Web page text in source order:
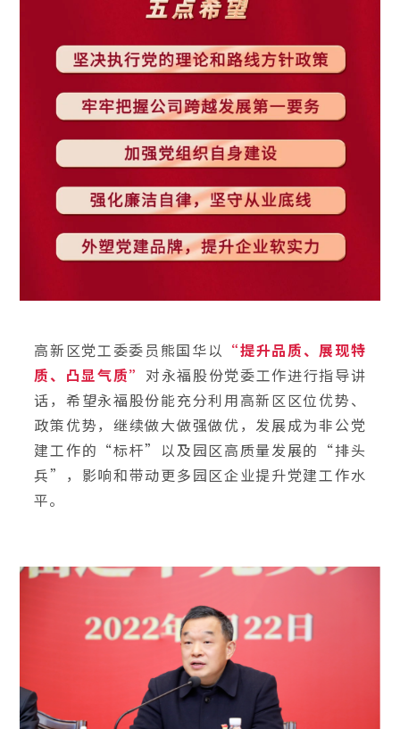
高新区党工委委员熊国华以 “提升品质、展现特
质、凸显气质” 对永福股份党委工作进行指导讲
话，希望永福股份能充分利用高新区区位优势、
政策优势，继续做大做强做优，发展成为非公党
建工作的“标杆”以及园区高质量发展的“排头
兵”，影响和带动更多园区企业提升党建工作水
平。